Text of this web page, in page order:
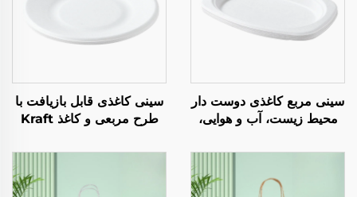
سینی مربع کاغذی دوست دار
محیط زیست، آب و هوایی،
سندویچ و شیرینی - الگوهای
دایره ای / بیضی به جای
ظرفهای پلاستیکی
سینی کاغذی قابل بازیافت با
طرح مربعی و کاغذ Kraft
سوسی، سندویچ، نان،
شکلات، شکریات و غذاهای
حیوانیت.